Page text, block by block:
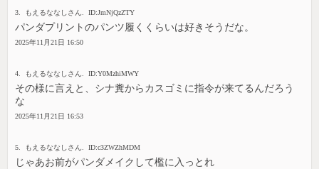
3. もえるななしさん. ID:JmNjQzZTY
パンダプリントのパンツ履くくらいは好きそうだな。
2025年11月21日 16:50
4. もえるななしさん. ID:Y0MzhiMWY
その様に言えと、シナ糞からカスゴミに指令が来てるんだろう
な
2025年11月21日 16:53
5. もえるななしさん. ID:c3ZWZhMDM
じゃあお前がパンダメイクして檻に入っとれ